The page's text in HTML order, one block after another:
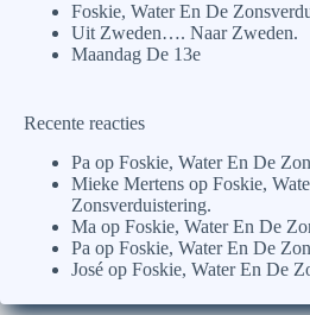
Foskie, Water En De
Uit Zweden…. Naar Zweden.
Maandag De 13e
Recente reacties
Pa op Foskie, Water En De
Mieke Mertens op Foskie,
Zonsverduistering.
Ma op Foskie, Water En De
Pa op Foskie, Water En De
José op Foskie, Water En De